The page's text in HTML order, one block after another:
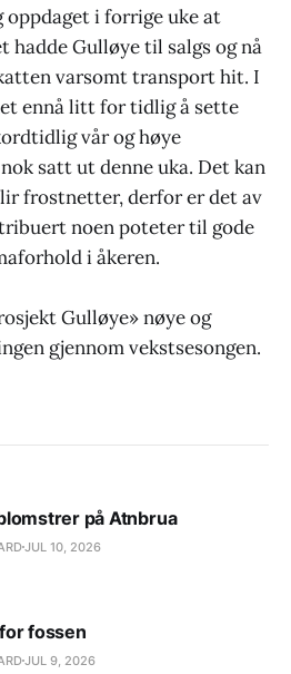
i forrige uke at
hadde Gulløye til salgs og nå
varsomt transport hit. I
ennå litt for tidlig å sette
vår og høye
satt ut denne uka. Det kan
frostnetter, derfor er det av
noen poteter til gode
i åkeren.
Gulløye» nøye og
gjennom vekstsesongen.
på Atnbrua
JUL 10, 2026
fossen
JUL 9, 2026